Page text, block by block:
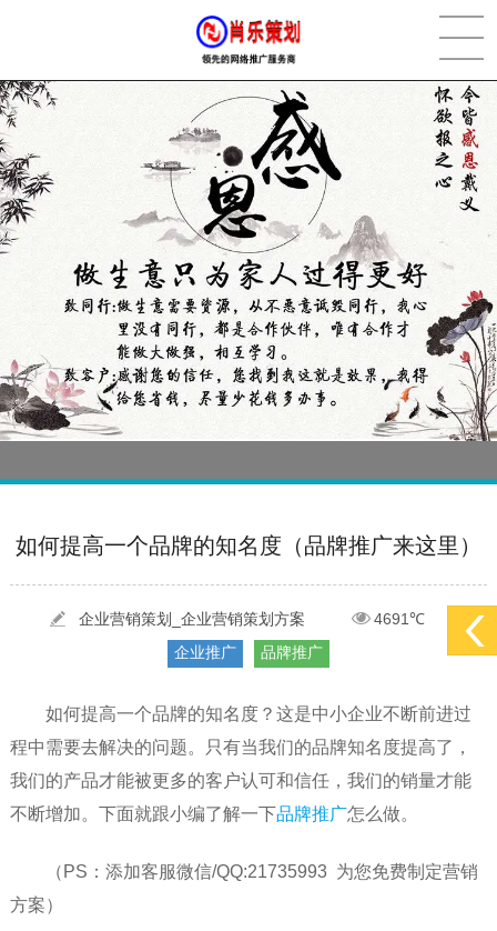
[2022-05-04] 污水处理设备厂家产品如何做网络推广（污水处理项目网...
实体门店如何做网络推广吸引客户，实体店网络营销技巧...
如何提高一个品牌的知名度（品牌推广来这里）
企业营销策划_企业营销策划方案
4691℃
企业推广
品牌推广
如何提高一个品牌的知名度？这是中小企业不断前进过
程中需要去解决的问题。只有当我们的品牌知名度提高了，
我们的产品才能被更多的客户认可和信任，我们的销量才能
不断增加。下面就跟小编了解一下品牌推广怎么做。
（PS：添加客服微信/QQ:21735993 为您免费制定营销
方案）